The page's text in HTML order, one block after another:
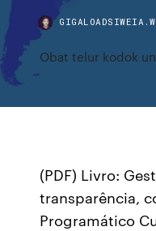
Obat telur kodok
(PDF) Livro:
transparência,
Programático